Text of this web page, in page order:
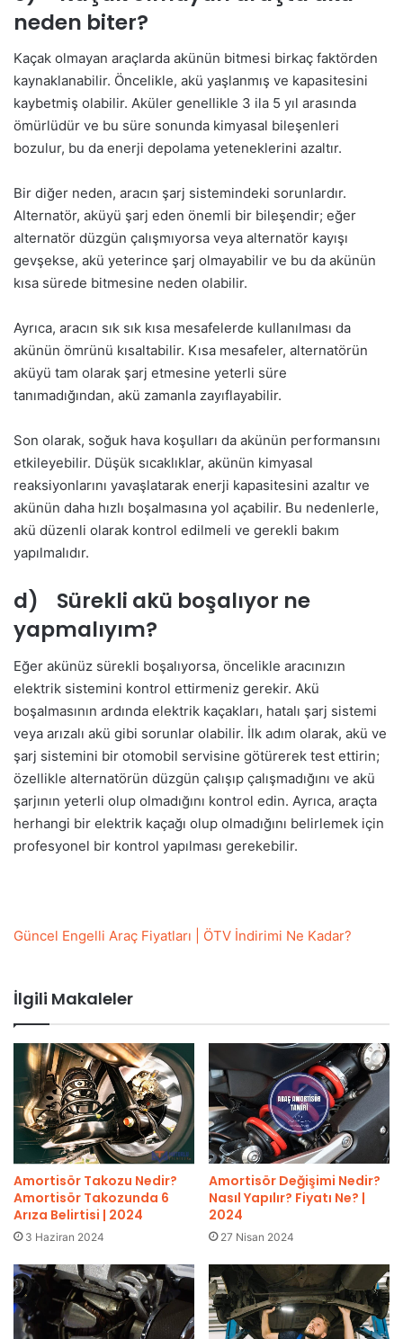
neden biter?
Kaçak olmayan araçlarda akünün bitmesi birkaç faktörden
kaynaklanabilir. Öncelikle, akü yaşlanmış ve kapasitesini
kaybetmiş olabilir. Aküler genellikle 3 ila 5 yıl arasında
ömürlüdür ve bu süre sonunda kimyasal bileşenleri
bozulur, bu da enerji depolama yeteneklerini azaltır.
Bir diğer neden, aracın şarj sistemindeki sorunlardır.
Alternatör, aküyü şarj eden önemli bir bileşendir; eğer
alternatör düzgün çalışmıyorsa veya alternatör kayışı
gevşekse, akü yeterince şarj olmayabilir ve bu da akünün
kısa sürede bitmesine neden olabilir.
Ayrıca, aracın sık sık kısa mesafelerde kullanılması da
akünün ömrünü kısaltabilir. Kısa mesafeler, alternatörün
aküyü tam olarak şarj etmesine yeterli süre
tanımadığından, akü zamanla zayıflayabilir.
Son olarak, soğuk hava koşulları da akünün performansını
etkileyebilir. Düşük sıcaklıklar, akünün kimyasal
reaksiyonlarını yavaşlatarak enerji kapasitesini azaltır ve
akünün daha hızlı boşalmasına yol açabilir. Bu nedenlerle,
akü düzenli olarak kontrol edilmeli ve gerekli bakım
yapılmalıdır.
d) Sürekli akü boşalıyor ne
yapmalıyım?
Eğer akünüz sürekli boşalıyorsa, öncelikle aracınızın
elektrik sistemini kontrol ettirmeniz gerekir. Akü
boşalmasının ardında elektrik kaçakları, hatalı şarj sistemi
veya arızalı akü gibi sorunlar olabilir. İlk adım olarak, akü ve
şarj sistemini bir otomobil servisine götürerek test ettirin;
özellikle alternatörün düzgün çalışıp çalışmadığını ve akü
şarjının yeterli olup olmadığını kontrol edin. Ayrıca, araçta
herhangi bir elektrik kaçağı olup olmadığını belirlemek için
profesyonel bir kontrol yapılması gerekebilir.
Güncel Engelli Araç Fiyatları | ÖTV İndirimi Ne Kadar?
İlgili Makaleler
Amortisör Takozu Nedir?
Amortisör Takozunda 6
Arıza Belirtisi | 2024
3 Haziran 2024
Amortisör Değişimi Nedir?
Nasıl Yapılır? Fiyatı Ne? |
2024
27 Nisan 2024